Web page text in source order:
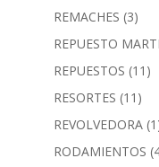
REMACHES (3)
REPUESTO
REPUESTOS (11)
RESORTES (11)
REVOLVEDORA
RODAMIENTOS